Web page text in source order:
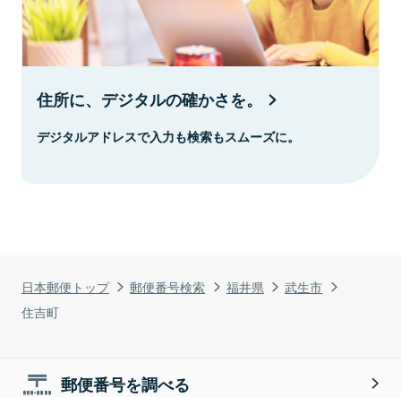
日本郵便トップ 郵便番号検索 福井県
武生市
住吉町
住所に、デジタルの確かさを。
デジタルアドレスで入力も検索もスムーズに。
郵便番号を調べる